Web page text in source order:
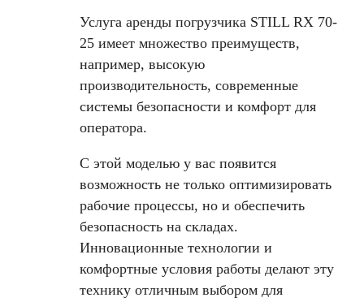
Услуга аренды погрузчика STILL RX 70-
25 имеет множество преимуществ,
например, высокую
производительность, современные
системы безопасности и комфорт для
оператора.
С этой моделью у вас появится
возможность не только оптимизировать
рабочие процессы, но и обеспечить
безопасность на складах.
Инновационные технологии и
комфортные условия работы делают эту
технику отличным выбором для